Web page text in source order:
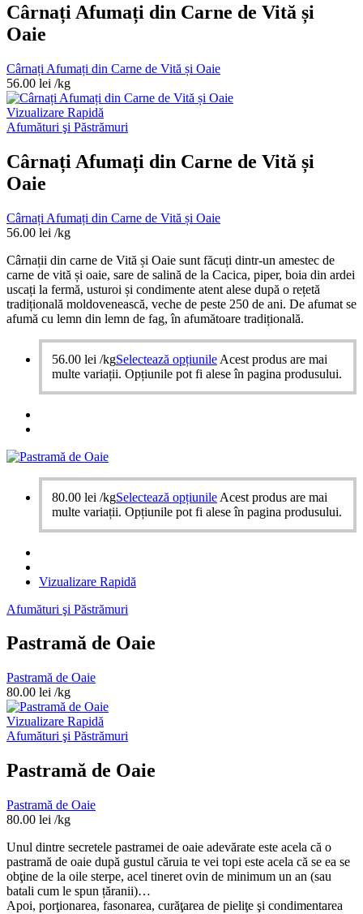
Cârnați Afumați din Carne de Vită și
Oaie
Cârnați Afumați din Carne de Vită și Oaie
56.00 lei /kg
Vizualizare Rapidă
Afumături şi Păstrămuri
Cârnați Afumați din Carne de Vită și
Oaie
Cârnați Afumați din Carne de Vită și Oaie
56.00 lei /kg
Cârnații din carne de Vită și Oaie sunt făcuți dintr-un amestec de
carne de vită și oaie, sare de salină de la Cacica, piper, boia din ardei
uscați la fermă, usturoi și condimente atent alese după o rețetă
tradițională moldovenească, veche de peste 250 de ani. De afumat se
afumă cu lemn din lemn de fag, în afumătoare tradițională.
56.00 lei /kgSelectează opțiunile Acest produs are mai
multe variații. Opțiunile pot fi alese în pagina produsului.
80.00 lei /kgSelectează opțiunile Acest produs are mai
multe variații. Opțiunile pot fi alese în pagina produsului.
Vizualizare Rapidă
Afumături şi Păstrămuri
Pastramă de Oaie
Pastramă de Oaie
80.00 lei /kg
Vizualizare Rapidă
Afumături şi Păstrămuri
Pastramă de Oaie
Pastramă de Oaie
80.00 lei /kg
Unul dintre secretele pastramei de oaie adevărate este acela că o
pastramă de oaie după gustul căruia te vei topi este acela că se ea se
obţine de la oile sterpe, acel tineret ovin de minimum un an (sau
batali cum le spun țăranii)…
Apoi, porţionarea, fasonarea, curăţarea de pieliţe şi condimentarea